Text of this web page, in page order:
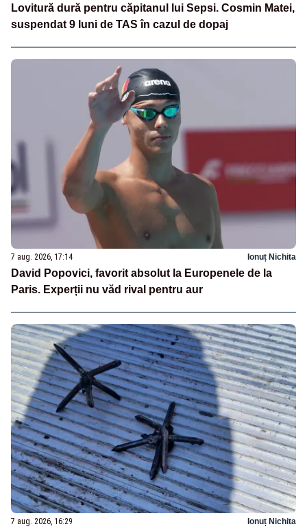
Lovitură dură pentru căpitanul lui Sepsi. Cosmin Matei,
suspendat 9 luni de TAS în cazul de dopaj
7 aug. 2026, 17:14 Ionuț Nichita
David Popovici, favorit absolut la Europenele de la
Paris. Experții nu văd rival pentru aur
7 aug. 2026, 16:29 Ionuț Nichita